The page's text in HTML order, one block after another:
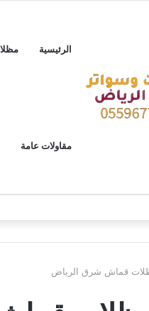
الرئيسية
مقاولات عامة
قماش شرق الرياض